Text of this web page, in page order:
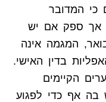
כי המדובר
אך ספק אם יש
המגמה אינה
בדין האישי.
הקיימים
בה אף כדי לפגוע